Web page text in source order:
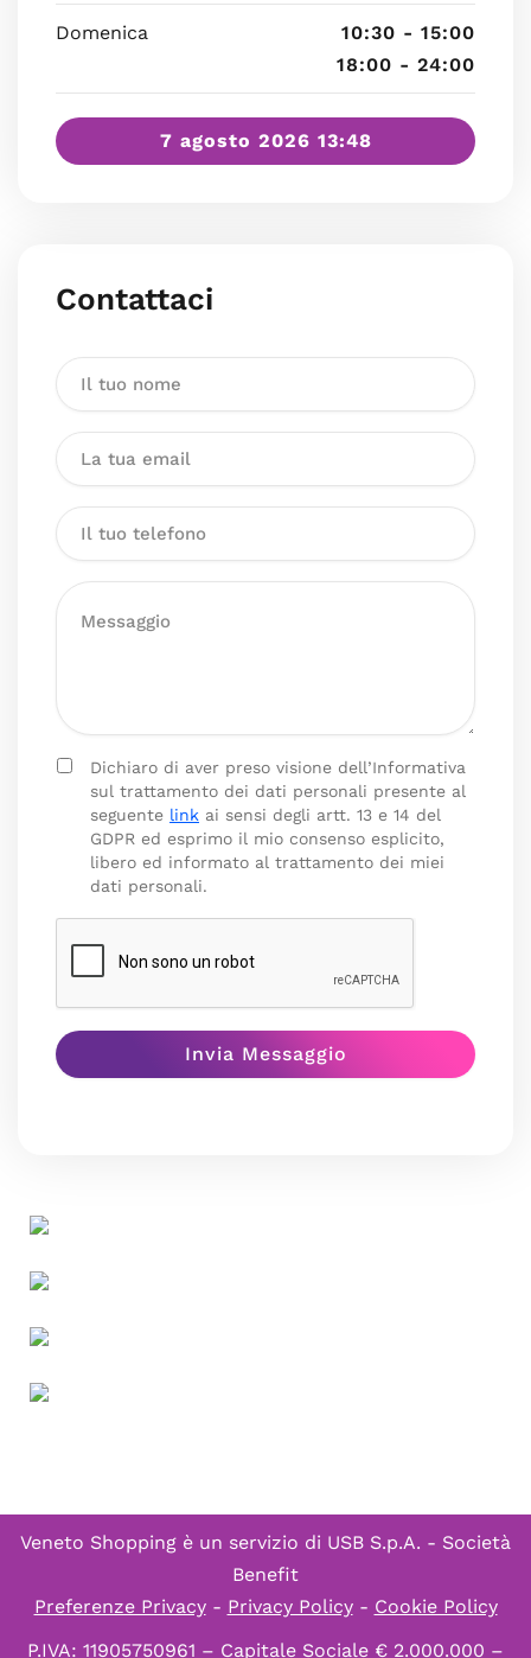
Domenica
10:30 - 15:00
18:00 - 24:00
7 agosto 2026 13:48
Contattaci
Dichiaro di aver preso visione dell’Informativa
sul trattamento dei dati personali presente al
seguente link ai sensi degli artt. 13 e 14 del
GDPR ed esprimo il mio consenso esplicito,
libero ed informato al trattamento dei miei
dati personali.
Veneto Shopping è un servizio di USB S.p.A. - Società
Benefit
Preferenze Privacy- Privacy Policy- Cookie Policy
P.IVA: 11905750961 – Capitale Sociale € 2.000.000 –